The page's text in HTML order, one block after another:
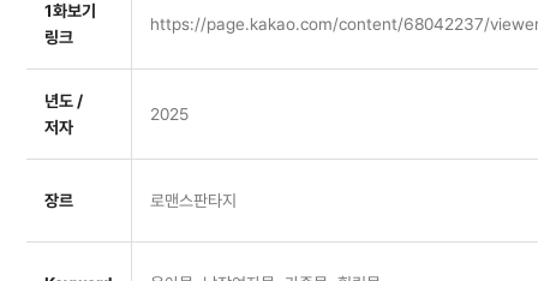
1화보기
링크
https://page.kakao.com/content/68042237/
년도 /
저자
2025
장르 로맨스판타지